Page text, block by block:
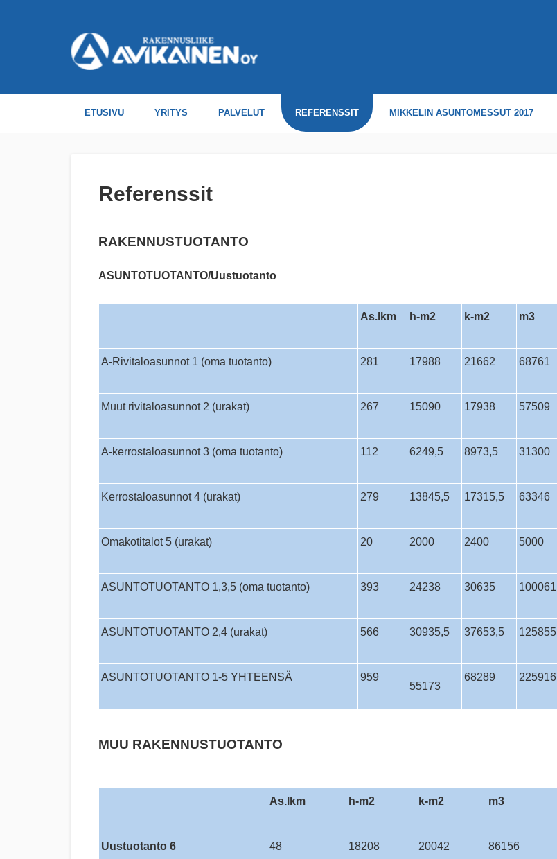
ETUSIVU YRITYS PALVELUT REFERENSSIT MIKKELIN ASUNTOMESSUT 2017
Referenssit
RAKENNUSTUOTANTO
ASUNTOTUOTANTO/Uustuotanto
As.lkm h-m2 k-m2 m3
A-Rivitaloasunnot 1 (oma tuotanto) 281 17988 21662 68761
Muut rivitaloasunnot 2 (urakat) 267 15090 17938 57509
A-kerrostaloasunnot 3 (oma tuotanto) 112 6249,5 8973,5 31300
Kerrostaloasunnot 4 (urakat) 279 13845,5 17315,5 63346
Omakotitalot 5 (urakat) 20 2000 2400 5000
ASUNTOTUOTANTO 1,3,5 (oma tuotanto) 393 24238 30635 100061
ASUNTOTUOTANTO 2,4 (urakat) 566 30935,5 37653,5 125855
ASUNTOTUOTANTO 1-5 YHTEENSÄ 959
55173
68289 225916
MUU RAKENNUSTUOTANTO
As.lkm h-m2 k-m2 m3
Uustuotanto 6 48 18208 20042 86156